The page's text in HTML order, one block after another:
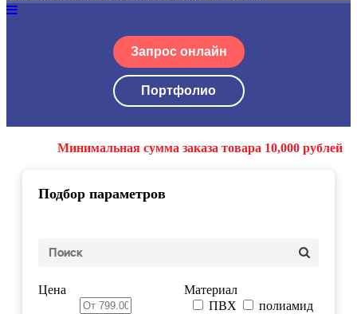
Запрос онлайн
Портфолио
Минимальная сумма заказа товара 10,000 рублей
Подбор параметров
Цена
Материал
ПВХ
полиамид